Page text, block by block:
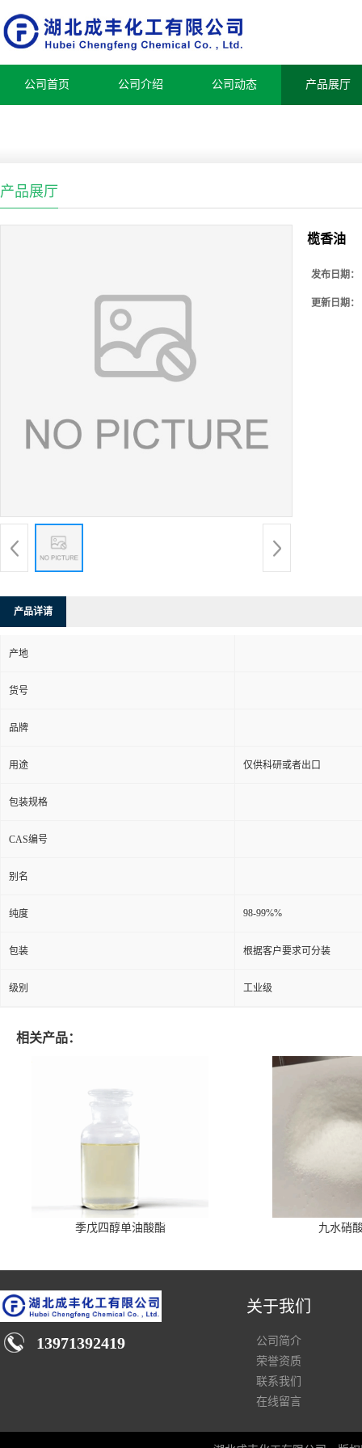
公司首页 公司介绍 公司动态 产品展厅
产品展厅
榄香油
发布日期：
更新日期：
产品详请
产地
货号
品牌
用途 仅供科研或者出口
包装规格
CAS编号
别名
纯度 98-99%%
包装 根据客户要求可分装
级别 工业级
相关产品：
季戊四醇单油酸酯 九水硝
13971392419
关于我们
公司简介
荣誉资质
联系我们
在线留言